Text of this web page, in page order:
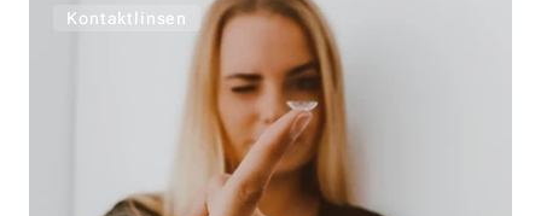
Kontaktlinsen